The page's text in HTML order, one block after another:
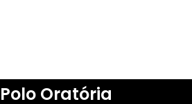
Polo Oratória